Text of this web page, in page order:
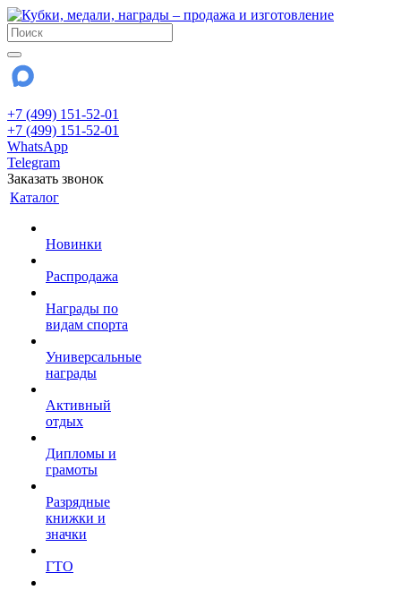
+7 (499) 151-52-01
+7 (499) 151-52-01
WhatsApp
Telegram
Заказать звонок
Каталог
Новинки
Распродажа
Награды по
видам спорта
Универсальные
награды
Активный
отдых
Дипломы и
грамоты
Разрядные
книжки и
значки
ГТО